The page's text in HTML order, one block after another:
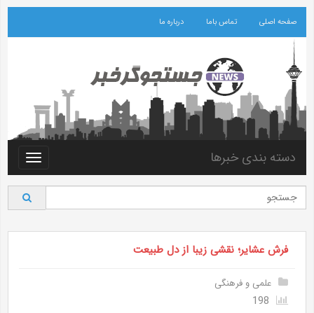
صفحه اصلی تماس باما درباره ما
Toggle
دسته بندی خبرها
فرش عشایر؛ نقشی زیبا از دل طبیعت
علمی و فرهنگی